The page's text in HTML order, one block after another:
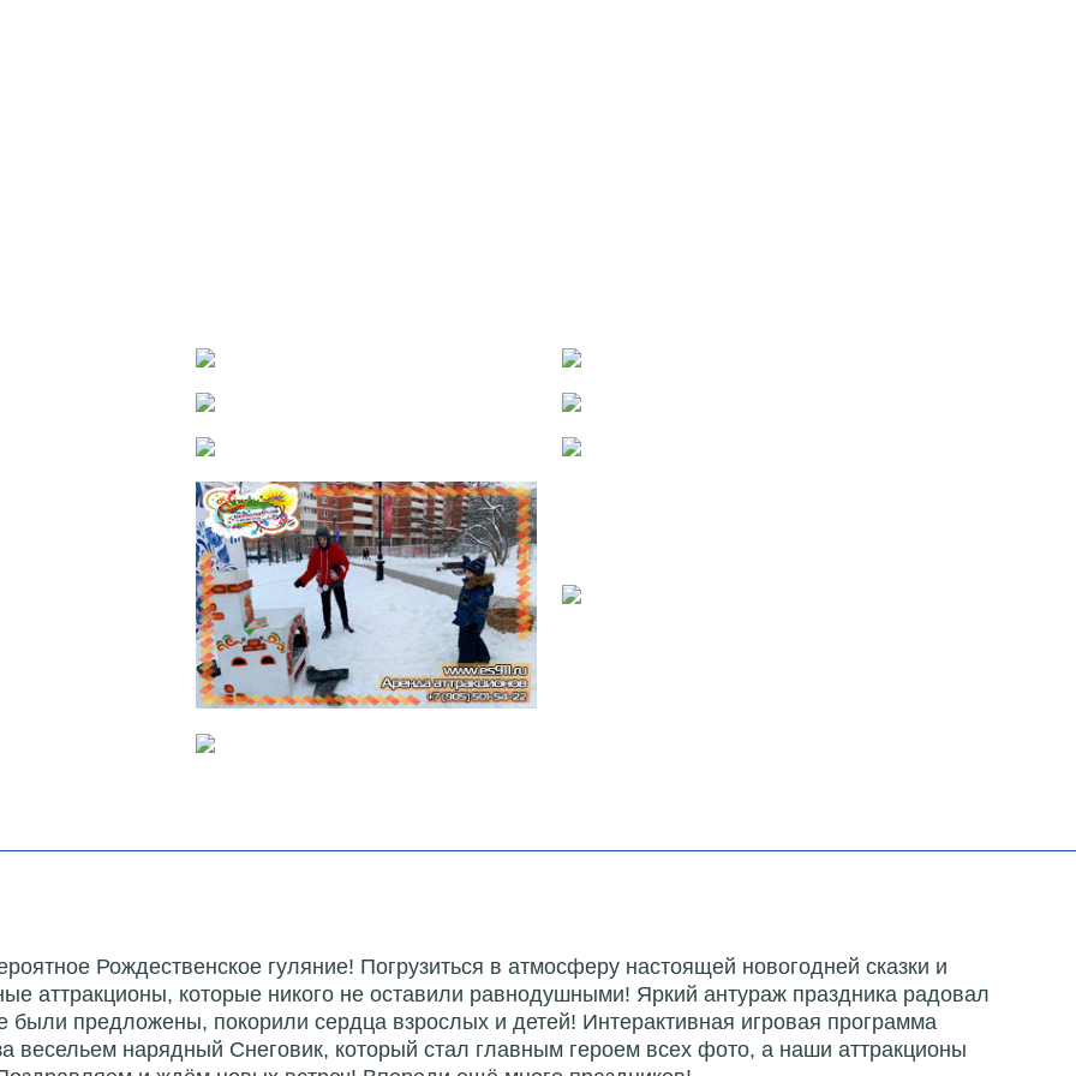
Рождественское гуляние! Погрузиться в атмосферу настоящей новогодней сказки и
аттракционы, которые никого не оставили равнодушными! Яркий антураж праздника радовал
были предложены, покорили сердца взрослых и детей! Интерактивная игровая программа
нарядный Снеговик, который стал главным героем всех фото, а наши аттракционы